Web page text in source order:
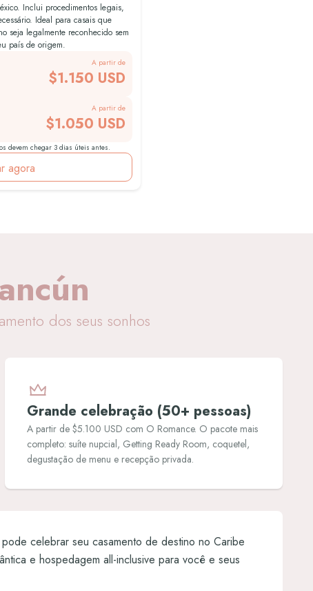
Inclui procedimentos legais,
Ideal para casais que
seja legalmente reconhecido sem
país de origem.
A partir de
$1.150 USD
A partir de
$1.050 USD
devem chegar 3 dias úteis antes.
agora
dos seus sonhos
Grande celebração (50+ pessoas)
A partir de $5.100 USD com O Romance. O pacote mais
completo: suíte nupcial, Getting Ready Room, coquetel,
degustação de menu e recepção privada.
celebrar seu casamento de destino no Caribe
e hospedagem all-inclusive para você e seus